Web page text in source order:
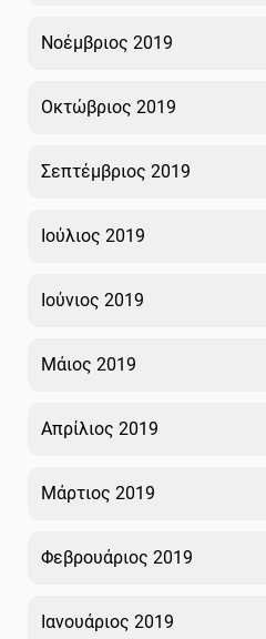
Νοέμβριος 2019
Οκτώβριος 2019
Σεπτέμβριος 2019
Ιούλιος 2019
Ιούνιος 2019
Μάιος 2019
Απρίλιος 2019
Μάρτιος 2019
Φεβρουάριος 2019
Ιανουάριος 2019